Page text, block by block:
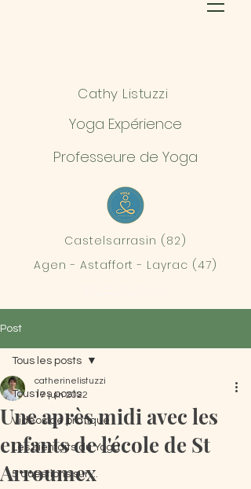
Cathy Listuzzi
Yoga Expérience
Professeure de Yoga
Castelsarrasin (82)
Agen - Astaffort - Layrac (47)
Post
Tous les posts
Vidéos de pratique
Les bienfaits du Yoga
5 questions sur ...
Tous les posts
Une après midi avec les
enfants de l'école de St
Arroumex
catherinelistuzzi
17 juin 2022